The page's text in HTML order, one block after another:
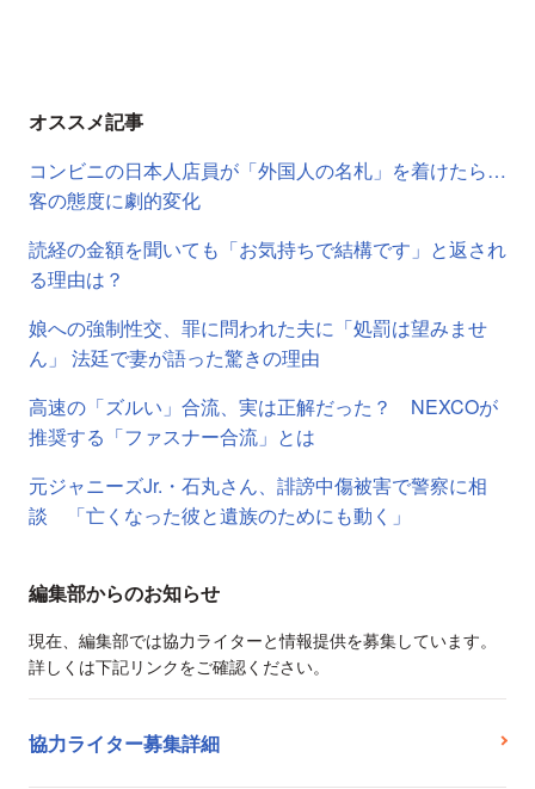
オススメ記事
コンビニの日本人店員が「外国人の名札」を着けたら…
客の態度に劇的変化
読経の金額を聞いても「お気持ちで結構です」と返され
る理由は？
娘への強制性交、罪に問われた夫に「処罰は望みませ
ん」 法廷で妻が語った驚きの理由
高速の「ズルい」合流、実は正解だった？ NEXCOが
推奨する「ファスナー合流」とは
元ジャニーズJr.・石丸さん、誹謗中傷被害で警察に相
談 「亡くなった彼と遺族のためにも動く」
編集部からのお知らせ
現在、編集部では協力ライターと情報提供を募集しています。
詳しくは下記リンクをご確認ください。
協力ライター募集詳細